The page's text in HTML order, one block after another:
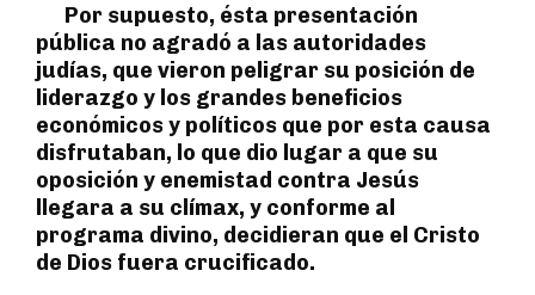
Por supuesto, ésta presentación
pública no agradó a las autoridades
judías, que vieron peligrar su posición de
liderazgo y los grandes beneficios
económicos y políticos que por esta causa
disfrutaban, lo que dio lugar a que su
oposición y enemistad contra Jesús
llegara a su clímax, y conforme al
programa divino, decidieran que el Cristo
de Dios fuera crucificado.